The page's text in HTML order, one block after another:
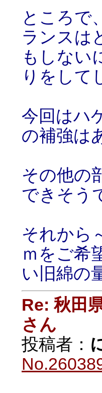
ところで
ランスは
もしない
りをして
今回はハ
の補強は
その他の
できそう
それから
ｍをご希
い旧綿の
Re: 秋田
さん
投稿者：